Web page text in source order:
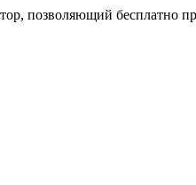
позволяющий бесплатно